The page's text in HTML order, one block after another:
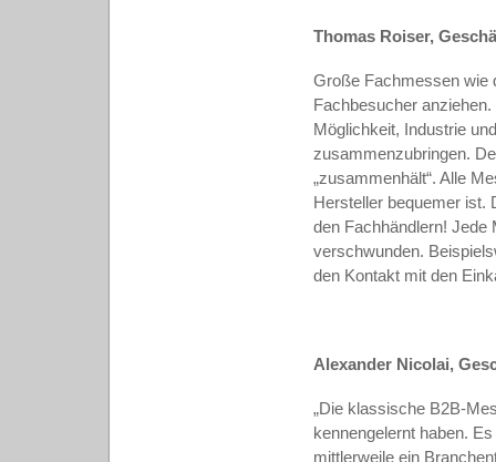
Thomas Roiser,
Große Fachmessen wie
Fachbesucher
Möglichkeit, Industrie
zusammenzubringen.
„zusammenhält“. Alle
Hersteller bequemer ist.
den Fachhändlern! Jede
verschwunden.
den Kontakt mit den
Alexander Nicolai,
„Die klassische B2B-
kennengelernt haben.
mittlerweile ein